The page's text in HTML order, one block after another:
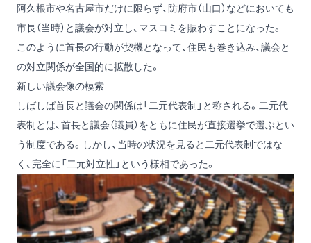
阿久根市や名古屋市だけに限らず、防府市（山口）などにおいても
市長（当時）と議会が対立し、マスコミを賑わすことになった。
このように首長の行動が契機となって、住民も巻き込み、議会と
の対立関係が全国的に拡散した。
新しい議会像の模索
しばしば首長と議会の関係は「二元代表制」と称される。二元代
表制とは、首長と議会（議員）をともに住民が直接選挙で選ぶとい
う制度である。しかし、当時の状況を見ると二元代表制ではな
く、完全に「二元対立性」という様相であった。